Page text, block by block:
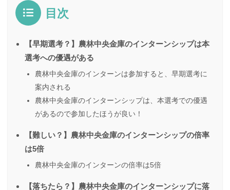
目次
【早期選考？】農林中央金庫のインターンシップは本
選考への優遇がある
農林中央金庫のインターンは参加すると、早期選考に
案内される
農林中央金庫のインターンシップは、本選考での優遇
があるので参加したほうが良い！
【難しい？】農林中央金庫のインターンシップの倍率
は5倍
農林中央金庫のインターンの倍率は5倍
【落ちたら？】農林中央金庫のインターンシップに落